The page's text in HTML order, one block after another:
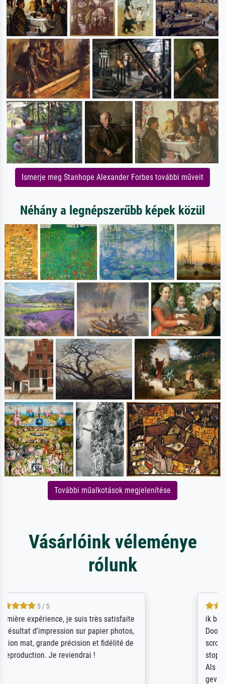
Ismerje meg Stanhope Alexander Forbes további műveit
Néhány a legnépszerűbb képek közül
További műalkotások megjelenítése
Vásárlóink véleménye
rólunk
ik beoordeel Meisterdrucke zeer positief.
Door de 69505 beschikbare kunstenaars
scrollen is echter onbegonnen werk (na
stoppen begint het weer van voor af aan).